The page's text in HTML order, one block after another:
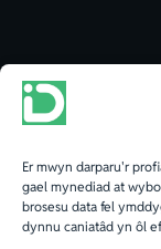
Er mwyn darparu'r
gael mynediad at
brosesu data fel
dynnu caniatâd yn ôl